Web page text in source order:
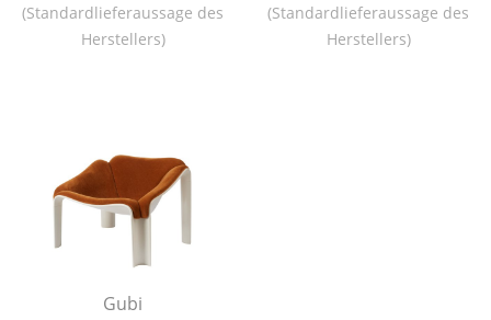
Tische
Couchtische
Schreibtische
Sekretäre & PC-Tische
Konferenztische
(Standardlieferaussage des
Herstellers)
(Standardlieferaussage des
Herstellers)
Gubi